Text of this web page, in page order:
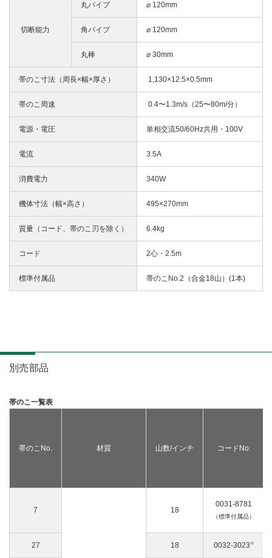
切断能力
丸パイプ ⌀ 120mm
角パイプ ⌀ 120mm
丸棒 ⌀ 30mm
帯のこ寸法（周長×幅×厚さ） 1,130×12.5×0.5mm
帯のこ周速 0.4〜1.3m/s（25〜80m/分）
電源・電圧 単相交流50/60Hz共用・100V
電流 3.5A
消費電力 340W
機体寸法（幅×高さ） 495×270mm
質量（コード、帯のこ刃を除く） 6.4kg
コード 2心・2.5m
標準付属品 帯のこNo.2（合金18山）(1本)
別売部品
帯のこ一覧表
帯のこNo. 材質 山数/インチ コードNo.
7 18
0031-8781
（標準付属品）
27 18 0032-3023 ※